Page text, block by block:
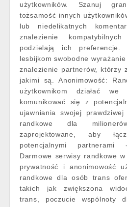
użytkowników. Szanuj
tożsamość innych
lub niedelikatnych
znalezienie
podzielają ich
lesbijkom swobodne
znalezienie partnerów, którzy
jakimi są. Anonimowość:
użytkownikom działać
komunikować się z
ujawniania swojej
randkowe dla
zaprojektowane, aby
potencjalnymi
Darmowe serwisy randkowe
prywatność i anonimowość
randkowe dla osób trans
takich jak zwiększona
trans, poczucie wspólnoty